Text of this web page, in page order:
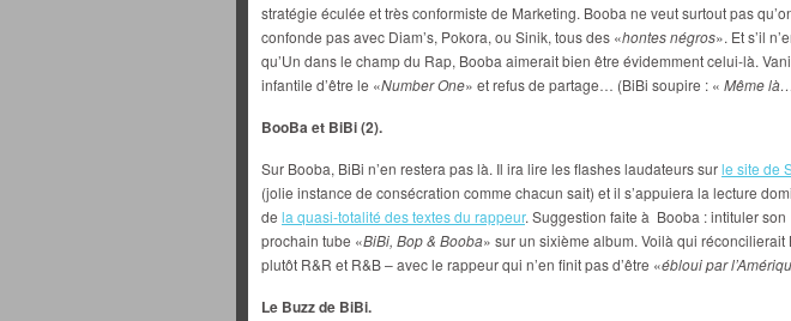
stratégie éculée et très conformiste de Marketing. Booba ne veut surtout pas
confonde pas avec Diam’s, Pokora, ou Sinik, tous des «hontes négros». Et s’il
qu’Un dans le champ du Rap, Booba aimerait bien être évidemment celui-là.
infantile d’être le «Number One» et refus de partage… (BiBi soupire : « Même
BooBa et BiBi (2).
Sur Booba, BiBi n’en restera pas là. Il ira lire les flashes laudateurs surle site de
(jolie instance de consécration comme chacun sait) et il s’appuiera la lecture
de la quasi-totalité des textes du rappeur. Suggestion faite à Booba : intituler son
prochain tube «BiBi, Bop & Booba» sur un sixième album. Voilà qui réconcilierait
plutôt R&R et R&B – avec le rappeur qui n’en finit pas d’être «ébloui par
Le Buzz de BiBi.